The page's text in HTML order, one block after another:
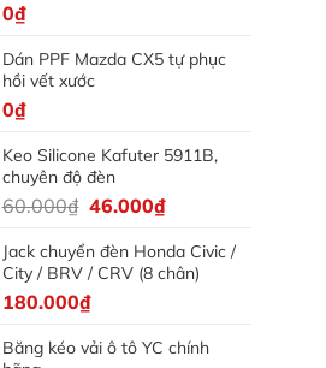
0₫
Dán PPF Mazda CX5 tự phục
hồi vết xước
0₫
Keo Silicone Kafuter 5911B,
chuyên độ đèn
60.000₫ Giá
là:
60.000₫.
46.000₫Giá
tại
là:
Jack chuyển đèn Honda Civic /
City / BRV / CRV (8 chân)
180.000₫
Băng kéo vải ô tô YC chính